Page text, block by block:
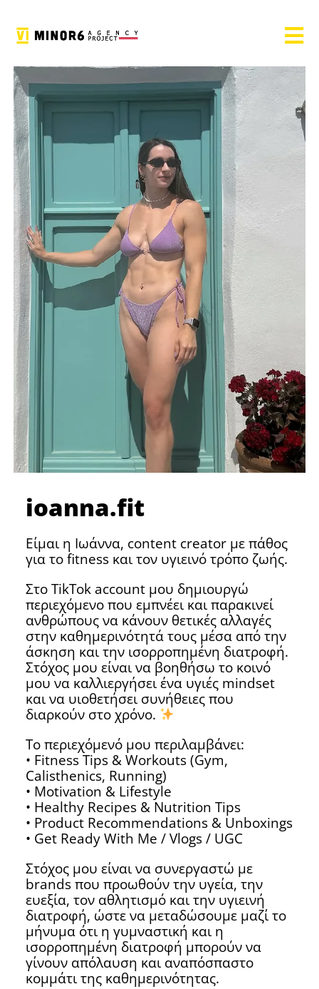
ioanna.fit
Είμαι η Ιωάννα, content creator με πάθος
για το fitness και τον υγιεινό τρόπο ζωής.
Στο TikTok account μου δημιουργώ
περιεχόμενο που εμπνέει και παρακινεί
ανθρώπους να κάνουν θετικές αλλαγές
στην καθημερινότητά τους μέσα από την
άσκηση και την ισορροπημένη διατροφή.
Στόχος μου είναι να βοηθήσω το κοινό
μου να καλλιεργήσει ένα υγιές mindset
και να υιοθετήσει συνήθειες που
διαρκούν στο χρόνο.
Το περιεχόμενό μου περιλαμβάνει:
• Fitness Tips & Workouts (Gym,
Calisthenics, Running)
• Motivation & Lifestyle
• Healthy Recipes & Nutrition Tips
• Product Recommendations & Unboxings
• Get Ready With Me / Vlogs / UGC
Στόχος μου είναι να συνεργαστώ με
brands που προωθούν την υγεία, την
ευεξία, τον αθλητισμό και την υγιεινή
διατροφή, ώστε να μεταδώσουμε μαζί το
μήνυμα ότι η γυμναστική και η
ισορροπημένη διατροφή μπορούν να
γίνουν απόλαυση και αναπόσπαστο
κομμάτι της καθημερινότητας.